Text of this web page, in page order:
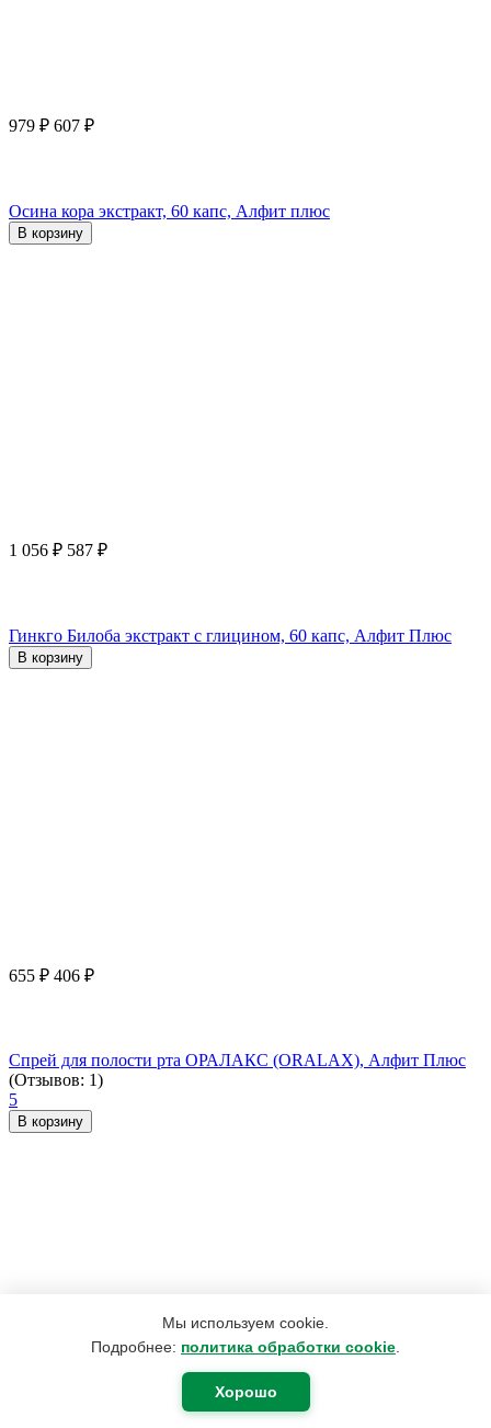
Мы используем cookie.
Подробнее: политика обработки cookie
Хорошо
979 ₽ 607 ₽
Осина кора экстракт, 60 капс, Алфит плюс
В корзину
1 056 ₽ 587 ₽
Гинкго Билоба экстракт с глицином, 60 капс, Алфит Плюс
В корзину
655 ₽ 406 ₽
Спрей для полости рта ОРАЛАКС (ORALAX), Алфит Плюс
(Отзывов: 1)
5
В корзину